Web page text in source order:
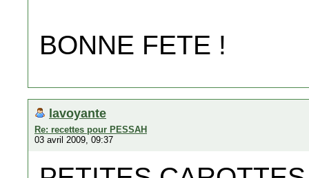
BONNE FETE !
lavoyante
Re: recettes pour PESSAH
03 avril 2009, 09:37